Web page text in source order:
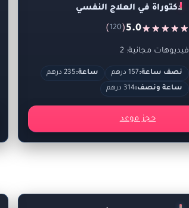
دكتوراة في العلاج النفسي
5.0
(
120
)
فيديوهات مجانية: 2
نصف ساعة:157 درهم ساعة:235 درهم
ساعة ونصف:314 درهم
حجز موعد